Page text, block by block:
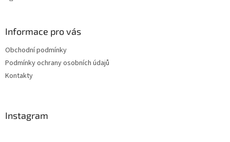
Informace pro vás
Obchodní podmínky
Podmínky ochrany osobních údajů
Kontakty
Instagram